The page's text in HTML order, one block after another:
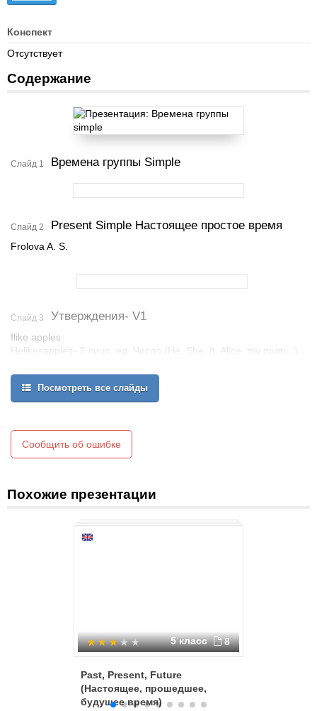
Конспект
Отсутствует
Содержание
Слайд 1 Времена группы Simple
Слайд 2 Present Simple Настоящее простое время
Frolova A. S.
Слайд 3 Утверждения- V1
Ilike apples
Helikesapples- 3 лицо, ед. Число (He, She, It, Alice, my mum,..)
Посмотреть все слайды
Сообщить об ошибке
Похожие презентации
5 класс 8
Past, Present, Future
(Настоящее, прошедшее,
будущее время)